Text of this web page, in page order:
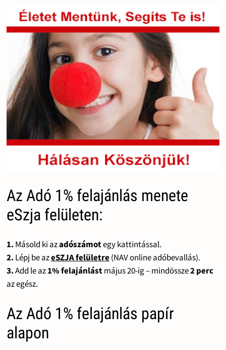
Az Adó 1% felajánlás menete
eSzja felületen:
1. Másold ki azadószámotegy kattintással.
2. Lépj be azeSZJA felületre(NAV online adóbevallás).
3.Add le az1% felajánlástmájus 20-ig – mindössze2 perc
az egész.
Az Adó 1% felajánlás papír
alapon